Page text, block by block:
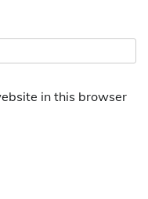
in this browser